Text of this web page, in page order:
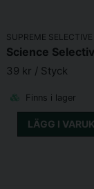
SUPREME SELECTIVE
39 kr / Styck
Finns i lager
LÄGG I